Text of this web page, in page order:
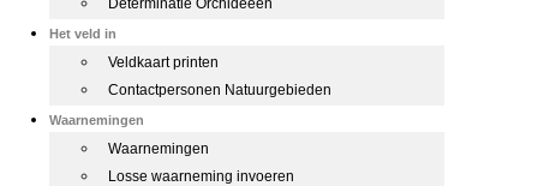
Determinatie Orchideeën
Het veld in
Veldkaart printen
Contactpersonen Natuurgebieden
Waarnemingen
Waarnemingen
Losse waarneming invoeren